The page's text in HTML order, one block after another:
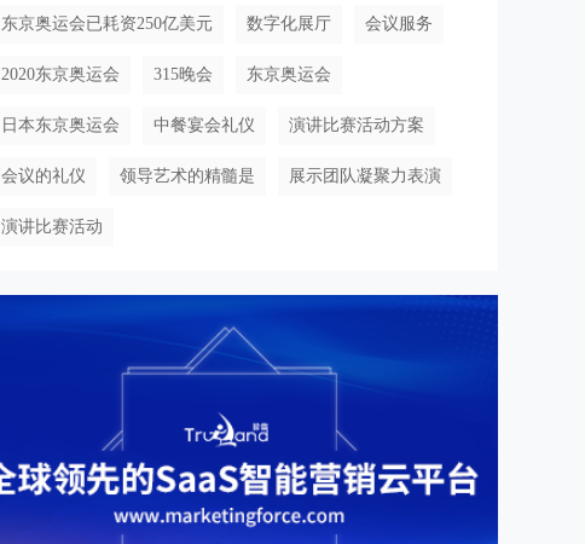
东京奥运会已耗资250亿美元 数字化展厅 会议服务
2020东京奥运会 315晚会 东京奥运会
日本东京奥运会 中餐宴会礼仪 演讲比赛活动方案
会议的礼仪 领导艺术的精髓是 展示团队凝聚力表演
演讲比赛活动